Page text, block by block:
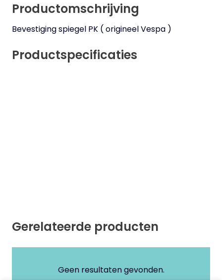
Productomschrijving
Bevestiging spiegel PK ( origineel Vespa )
Productspecificaties
Gerelateerde producten
Geen resultaten gevonden.